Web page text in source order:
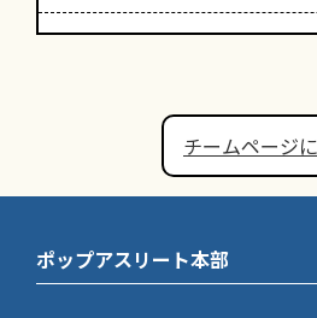
チームページ
ポップアスリート本部